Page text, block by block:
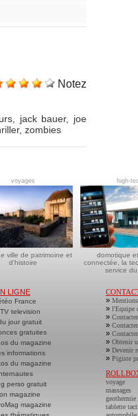
Notez
jack bauer, joe
, zombies
voyages
ville de patrimoine et
d'histoire
high-
domotique
connectée, la
service
LIGNE
France
television
jour gratuit
gratuites
du magazine
informations
du magazine
perso gratuit
magazine
magazine
»
» l'Equipe
»
»
»
» Obtenir
» Devenir
» Pigiste
voyage
massages
geothermie
tablette